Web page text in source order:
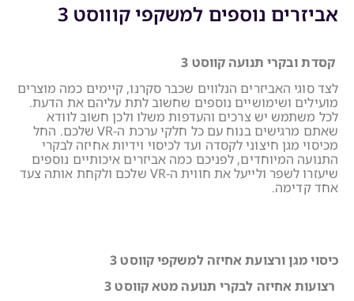
אביזרים נוספים למשקפי קוווסט 3
קסדת ובקרי תנועה קווסט 3
לצד סוגי האביזרים הנלווים שכבר סקרנו, קיימים כמה מוצרים
מועילים ושימושיים נוספים שחשוב לתת עליהם את הדעת.
לכל משתמש יש צרכים והעדפות משלו ולכן חשוב לוודא
שאתם מרגישים בנוח עם כל חלקי ערכת ה-VR שלכם. החל
מכיסוי מגן חיצוני לקסדה ועד לכיסוי וידיות אחיזה לבקרי
התנועה המיוחדים, לפניכם כמה אביזרים איכותיים נוספים
שיעזרו לשפר ולייעל את חווית ה-VR שלכם ולקחת אותה צעד
אחד קדימה.
כיסוי מגן ורצועת אחיזה למשקפי קווסט 3
רצועות אחיזה לבקרי תנועה מטא קווסט 3